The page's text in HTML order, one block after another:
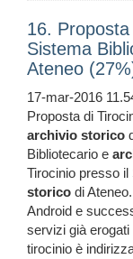
16.
Sistema
Ateneo
17-mar-2016
Proposta di
archivio storico
Bibliotecario e
Tirocinio presso
storico di
Android e
servizi già
tirocinio è